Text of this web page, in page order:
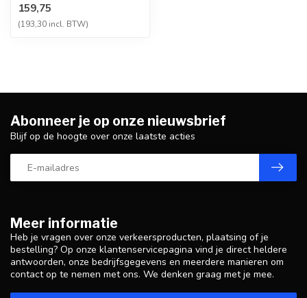
vervaardigd uit hoogwaa...
159,75
(193,30 incl. BTW)
Meer informatie
Heb je vragen over onze verkeersproducten, plaatsing of je
bestelling? Op onze klantenservicepagina vind je direct heldere
antwoorden, onze bedrijfsgegevens en meerdere manieren om
contact op te nemen met ons. We denken graag met je mee.
Abonneer je op onze nieuwsbrief
Blijf op de hoogte over onze laatste acties